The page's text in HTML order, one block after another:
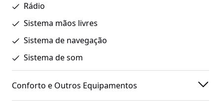
Rádio
Sistema mãos livres
Sistema de navegação
Sistema de som
Conforto e Outros Equipamentos